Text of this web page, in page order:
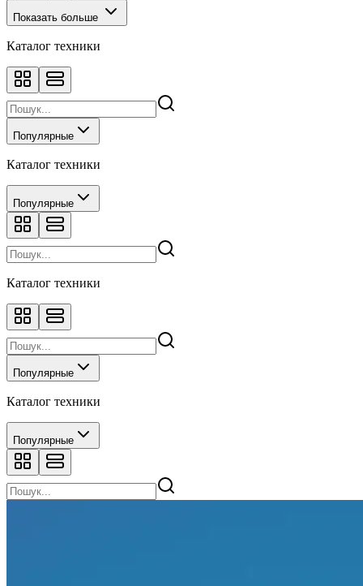
Показать больше
Каталог техники
Популярные
Каталог техники
Популярные
Каталог техники
Популярные
Каталог техники
Популярные